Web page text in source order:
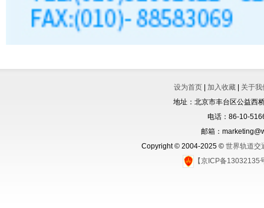
设为首页 加入收藏
关于我
地址：北京市丰台区公益西
电话：86-10-
邮箱：
Copyright © 2004-2025 © 世界轨道交
【京ICP备13032135